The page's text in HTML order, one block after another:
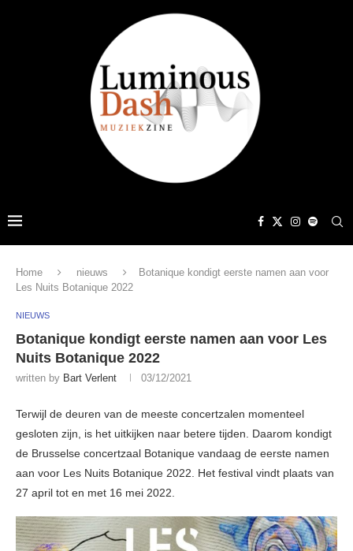
Home nieuws
Botanique kondigt eerste namen aan voor
Les Nuits Botanique 2022
NIEUWS
Botanique kondigt eerste namen aan voor Les
Nuits Botanique 2022
written by Bart Verlent 03/12/2021
Terwijl de deuren van de meeste concertzalen momenteel
gesloten zijn, is het uitkijken naar betere tijden. Daarom kondigt
de Brusselse concertzaal Botanique vandaag de eerste namen
aan voor Les Nuits Botanique 2022. Het festival vindt plaats van
27 april tot en met 16 mei 2022.